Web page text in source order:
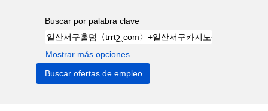
Buscar por palabra clave
Mostrar más opciones